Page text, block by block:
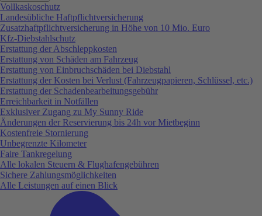
Vollkaskoschutz
Landesübliche Haftpflichtversicherung
Zusatzhaftpflichtversicherung in Höhe von 10 Mio. Euro
Kfz-Diebstahlschutz
Erstattung der Abschleppkosten
Erstattung von Schäden am Fahrzeug
Erstattung von Einbruchschäden bei Diebstahl
Erstattung der Kosten bei Verlust (Fahrzeugpapieren, Schlüssel, etc.)
Erstattung der Schadenbearbeitungsgebühr
Erreichbarkeit in Notfällen
Exklusiver Zugang zu My Sunny Ride
Änderungen der Reservierung bis 24h vor Mietbeginn
Kostenfreie Stornierung
Unbegrenzte Kilometer
Faire Tankregelung
Alle lokalen Steuern & Flughafengebühren
Sichere Zahlungsmöglichkeiten
Alle Leistungen auf einen Blick